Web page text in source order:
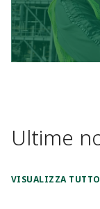
Ultime
VISUALIZZA TUTTO